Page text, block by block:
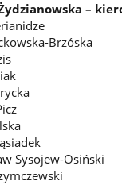
–
Brzóska
Sysojew-Osiński